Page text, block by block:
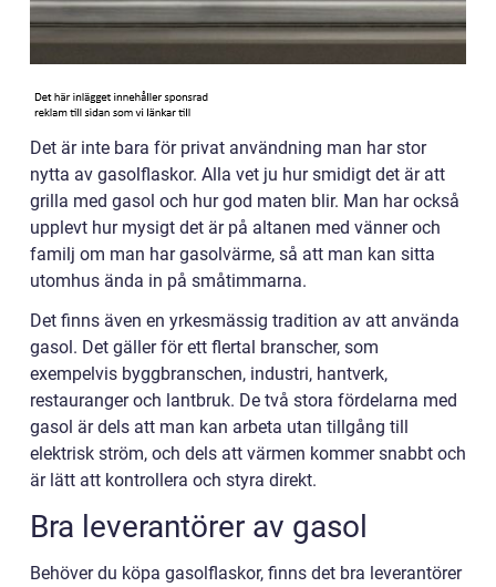
Det är inte bara för privat användning man har stor
nytta av gasolflaskor. Alla vet ju hur smidigt det är att
grilla med gasol och hur god maten blir. Man har också
upplevt hur mysigt det är på altanen med vänner och
familj om man har gasolvärme, så att man kan sitta
utomhus ända in på småtimmarna.
Det finns även en yrkesmässig tradition av att använda
gasol. Det gäller för ett flertal branscher, som
exempelvis byggbranschen, industri, hantverk,
restauranger och lantbruk. De två stora fördelarna med
gasol är dels att man kan arbeta utan tillgång till
elektrisk ström, och dels att värmen kommer snabbt och
är lätt att kontrollera och styra direkt.
Bra leverantörer av gasol
Behöver du köpa gasolflaskor, finns det bra leverantörer